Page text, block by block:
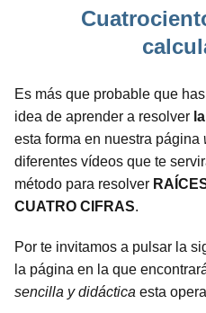
Es más que probable que
idea de aprender a resolver
esta forma en nuestra página
diferentes vídeos que te
método para resolver
CUATRO CIFRAS.
Por te invitamos a pulsar la
la página en la que
sencilla y didáctica esta